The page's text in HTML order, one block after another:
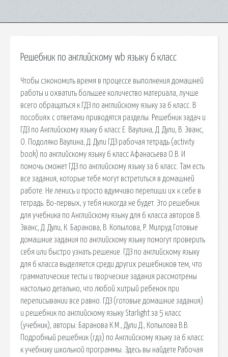
Решебник по английскому wb языку 6 класс
Чтобы сэкономить время в процессе выполнения домашней
работы и охватить большее количество материала, лучше
всего обращаться к ГДЗ по английскому языку за 6 класс. В
пособиях с ответами приводятся разделы. Решебник задач и
ГДЗ по Английскому языку 6 класс Е. Ваулина, Д. Дули, В. Эванс,
О. Подоляко Ваулина, Д. Дули ГДЗ рабочая тетрадь (activity
book) по английскому языку 6 класс Афанасьева О.В. И
помочь сможет ГДЗ по английскому языку за 6 класс. Там есть
все задания, которые тебе могут встретиться в домашней
работе. Не ленись и просто вдумчиво перепиши их к себе в
тетрадь. Во-первых, у тебя никогда не будет. Это решебник
для учебника по Английскому языку для 6 класса авторов В.
Эванс, Д. Дули, К. Баранова, В. Копылова, Р. Милруд Готовые
домашние задания по английскому языку помогут проверить
себя или быстро узнать решение. ГДЗ по английскому языку
для 6 класса выделяется среди других решебников тем, что
грамматические тесты и творческие задания рассмотрены
настолько детально, что любой хитрый ребенок при
переписывании все равно. ГДЗ (готовые домашние задания)
и решебник по английскому языку Starlight за 5 класс
(учебник), авторы: Баранова К.М., Дули Д., Копылова В.В.
Подробный решебник (гдз) по Английскому языку за 6 класс
к учебнику школьной программы. Здесь вы найдете Рабочая